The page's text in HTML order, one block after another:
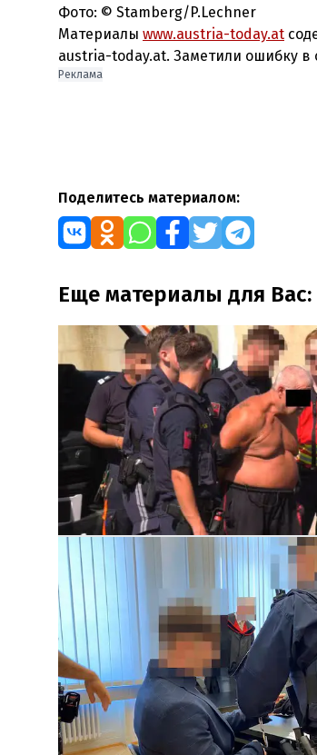
Фото: © Stamberg/P.Lechner
Материалы www.austria-today.at
austria-today.at. Заметили ошибку в
Реклама
Поделитесь материалом:
Еще материалы для Вас: